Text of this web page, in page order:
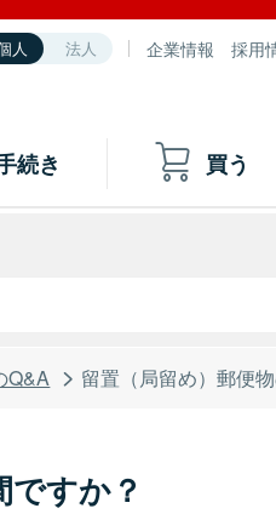
人 法人 企業情報 採用
続き 買う
Q&A 留置（局留め）郵便
すか？